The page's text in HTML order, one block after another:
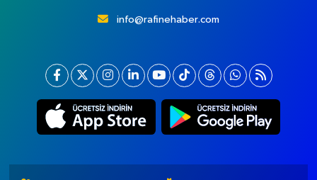
info@rafinehaber.com